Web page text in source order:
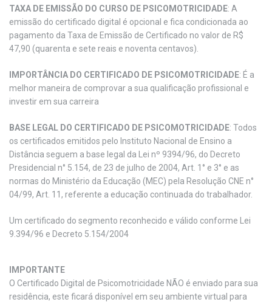
TAXA DE EMISSÃO DO CURSO DE PSICOMOTRICIDADE: A
emissão do certificado digital é opcional e fica condicionada ao
pagamento da Taxa de Emissão de Certificado no valor de R$
47,90 (quarenta e sete reais e noventa centavos).
IMPORTÂNCIA DO CERTIFICADO DE PSICOMOTRICIDADE: É a
melhor maneira de comprovar a sua qualificação profissional e
investir em sua carreira
BASE LEGAL DO CERTIFICADO DE PSICOMOTRICIDADE: Todos
os certificados emitidos pelo Instituto Nacional de Ensino a
Distância seguem a base legal da Lei nº 9394/96, do Decreto
Presidencial n° 5.154, de 23 de julho de 2004, Art. 1° e 3° e as
normas do Ministério da Educação (MEC) pela Resolução CNE n°
04/99, Art. 11, referente a educação continuada do trabalhador.
Um certificado do segmento reconhecido e válido conforme Lei
9.394/96 e Decreto 5.154/2004
IMPORTANTE
O Certificado Digital de Psicomotricidade NÃO é enviado para sua
residência, este ficará disponível em seu ambiente virtual para